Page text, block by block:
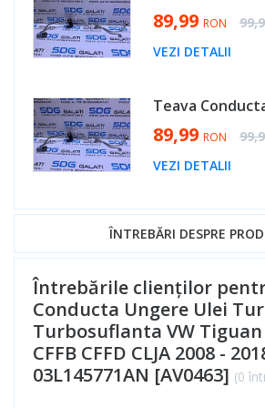
Special Price
89,99 RON
VEZI DETALII
Special Price
89,99 RON
VEZI DETALII
ÎNTREBĂRI DESPRE
Întrebările clienților
Conducta Ungere Ulei
Turbosuflanta VW Tiguan
CFFB CFFD CLJA 2008 -
03L145771AN [AV0463] (0